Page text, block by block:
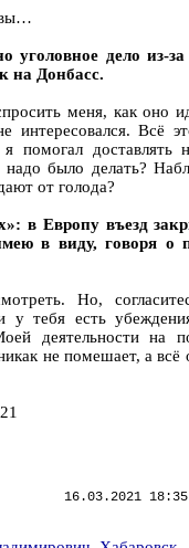
вы…
уголовное дело из-
на Донбасс.
меня, как оно
интересовался. Всё
помогал доставлять
было делать?
от голода?
в Европу въезд
в виду, говоря о
Но,
у тебя есть
деятельности на
не помешает, а всё
16.03.2021